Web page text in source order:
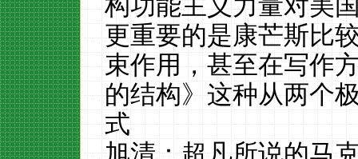
更重要的是康芒斯比
束作用，甚至在写作
的结构》这种从两个
式